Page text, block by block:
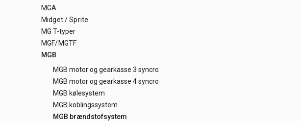
MGA
Midget / Sprite
MG T-typer
MGF/MGTF
MGB
MGB motor og gearkasse 3 syncro
MGB motor og gearkasse 4 syncro
MGB kølesystem
MGB koblingssystem
MGB brændstofsystem